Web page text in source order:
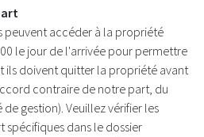
peuvent accéder à la propriété
le jour de l'arrivée pour permettre
ils doivent quitter la propriété avant
contraire de notre part, du
gestion). Veuillez vérifier les
spécifiques dans le dossier